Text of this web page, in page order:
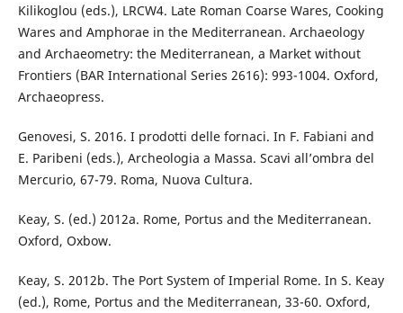
Kilikoglou (eds.), LRCW4. Late Roman Coarse Wares, Cooking
Wares and Amphorae in the Mediterranean. Archaeology
and Archaeometry: the Mediterranean, a Market without
Frontiers (BAR International Series 2616): 993-1004. Oxford,
Archaeopress.
Genovesi, S. 2016. I prodotti delle fornaci. In F. Fabiani and
E. Paribeni (eds.), Archeologia a Massa. Scavi all’ombra del
Mercurio, 67-79. Roma, Nuova Cultura.
Keay, S. (ed.) 2012a. Rome, Portus and the Mediterranean.
Oxford, Oxbow.
Keay, S. 2012b. The Port System of Imperial Rome. In S. Keay
(ed.), Rome, Portus and the Mediterranean, 33-60. Oxford,